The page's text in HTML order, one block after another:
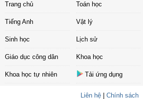
Trang chủ Toán học
Tiếng Anh Vật lý
Sinh học Lịch sử
Giáo dục công dân Khoa học
Khoa học tự nhiên Tải ứng dụng
Liên hệ| Chính sách